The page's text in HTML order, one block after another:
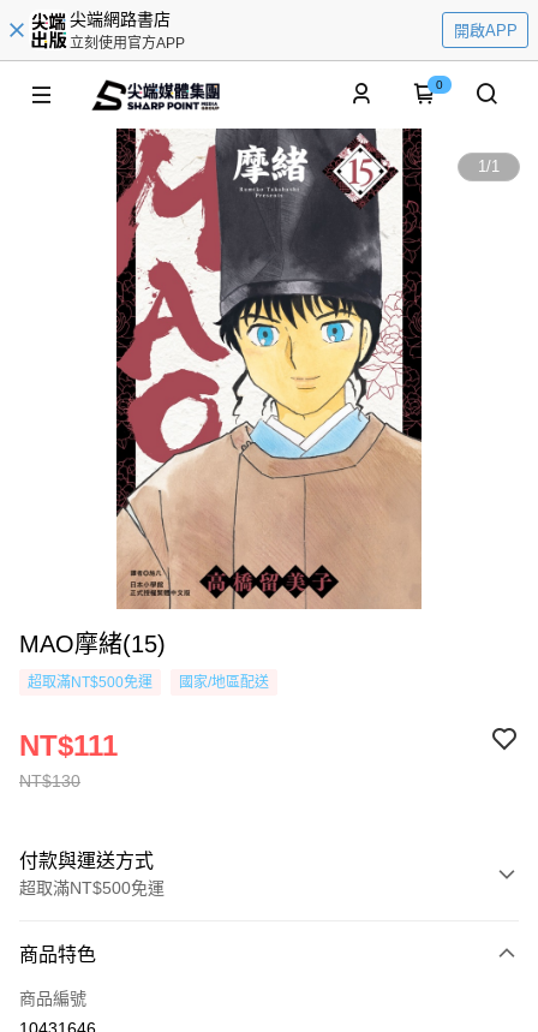
尖端網路書店
立刻使用官方APP
開啟APP
0
1/1
MAO摩緒(15)
超取滿NT$500免運 國家/地區配送
NT$130
NT$111
付款與運送方式
超取滿NT$500免運
信用卡一次付款
超商取貨付款
商品特色
商品編號